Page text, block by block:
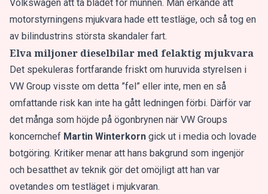
Volkswagen att ta bladet för munnen. Man erkände att
motorstyrningens mjukvara hade ett testläge, och så tog en
av bilindustrins största skandaler fart.
Elva miljoner dieselbilar med felaktig mjukvara
Det spekuleras fortfarande friskt om huruvida styrelsen i
VW Group visste om detta ”fel” eller inte, men en så
omfattande risk kan inte ha gått ledningen förbi. Därför var
det många som höjde på ögonbrynen när VW Groups
koncernchef Martin Winterkorn gick ut i media och lovade
botgöring. Kritiker menar att hans bakgrund som ingenjör
och besatthet av teknik gör det omöjligt att han var
ovetandes om testläget i mjukvaran.